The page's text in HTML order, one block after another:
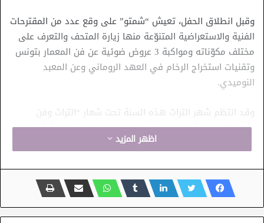
وقبل انطلاق الحفل، تعيش “شمتو” على وقع عدد من المقترحات
الفنية والاستعراضية المتنوّعة منها زيارة المتحف والتعرف على
مختلف مكوّناته ومواكبة 3 عروض ضوئية عن فن المعمار بتونس
وتقنيات استخراج الرخام في العهد الروماني وعن المعبد
النوميدي.
وقد انتظم شهر التراث هذه السنة تحت شعار “التراث وفن
العمارة”، حيث شهدت مختلف ولايات الجمهورية برمجة ثرية
ومتنوعة، من بينها تظاهرة “طريق الأندلسيين” التي جابت عدّة
للتراث الأندلسي.
اظهر المزيد